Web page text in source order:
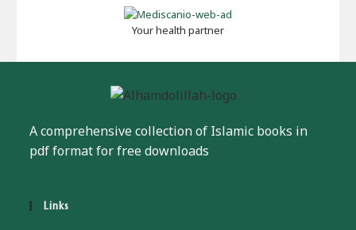
Your health partner
A comprehensive collection of Islamic books in
pdf format for free downloads
Links